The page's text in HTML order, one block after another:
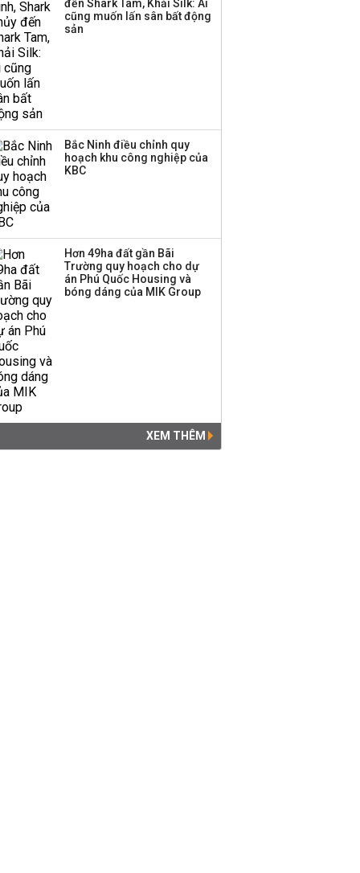
TPBank Biz
đến Shark Tam, Khải Silk: Ai
cũng muốn lấn sân bất động
sản
Bắc Ninh điều chỉnh quy
hoạch khu công nghiệp của
KBC
Hơn 49ha đất gần Bãi
Trường quy hoạch cho dự
án Phú Quốc Housing và
bóng dáng của MIK Group
XEM THÊM